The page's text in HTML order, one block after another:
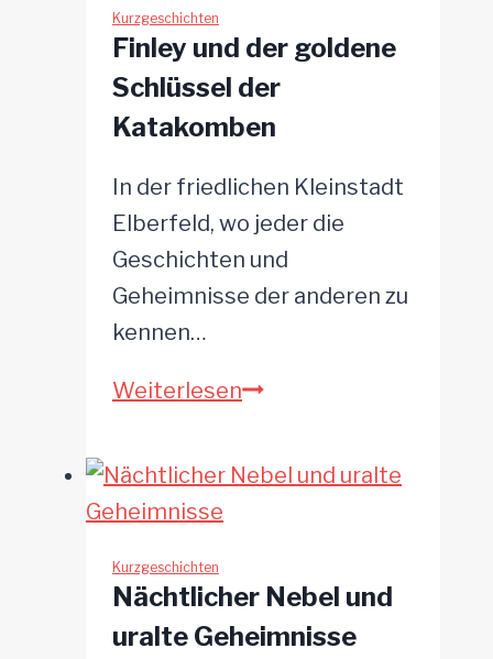
Kurzgeschichten
Finley und der goldene
Schlüssel der
Katakomben
In der friedlichen Kleinstadt
Elberfeld, wo jeder die
Geschichten und
Geheimnisse der anderen zu
kennen…
WeiterlesenFinley
der
Katakomben
Kurzgeschichten
Nächtlicher Nebel und
uralte Geheimnisse